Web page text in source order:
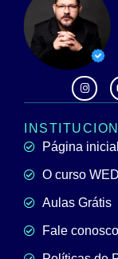
Página inicial
O curso WED
Aulas Grátis
Fale conosco